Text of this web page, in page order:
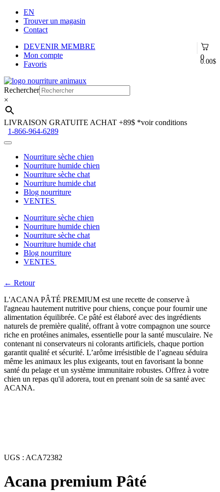
EN
Trouver un magasin
Contact
0
0.00$
DEVENIR MEMBRE
Mon compte
Favoris
Aller
à
la
navigation
Aller
au
contenu
Rechercher
×
LIVRAISON GRATUITE ACHAT +89$ *voir conditions
1-866-964-6289
Nourriture sèche chien
Nourriture humide chien
Nourriture sèche chat
Nourriture humide chat
Blog nourriture
VENTES
Nourriture sèche chien
Nourriture humide chien
Nourriture sèche chat
Nourriture humide chat
Blog nourriture
VENTES
← Retour
L'ACANA PÂTÉ PREMIUM est une recette de conserve à
l'agneau hautement nutritive pour chiens, conçue pour fournir une
alimentation équilibrée. Ce pâté est élaboré avec des ingrédients
naturels de première qualité, offrant à votre compagnon une source
riche en protéines animales, essentielle pour la santé musculaire. Ne
contenant ni conservateurs ni colorants artificiels, chaque portion
garantit qualité et sécurité. L’arôme irrésistible de l’agneau séduira
même les animaux les plus exigeants, tout en favorisant la bonne
santé du pelage et un système immunitaire robustes. Offrez à votre
chien un repas qu'il adorera, tout en prenant soin de sa santé avec
ACANA.
UGS : ACA72382
Acana premium Pâté